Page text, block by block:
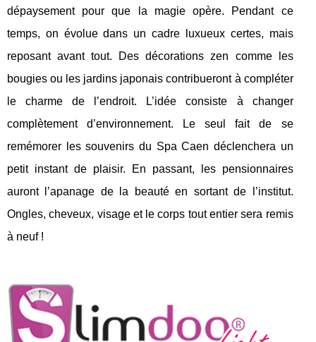
dépaysement pour que la magie opère. Pendant ce
temps, on évolue dans un cadre luxueux certes, mais
reposant avant tout. Des décorations zen comme les
bougies ou les jardins japonais contribueront à compléter
le charme de l’endroit. L’idée consiste à changer
complètement d’environnement. Le seul fait de se
remémorer les souvenirs du Spa Caen déclenchera un
petit instant de plaisir. En passant, les pensionnaires
auront l’apanage de la beauté en sortant de l’institut.
Ongles, cheveux, visage et le corps tout entier sera remis
à neuf !